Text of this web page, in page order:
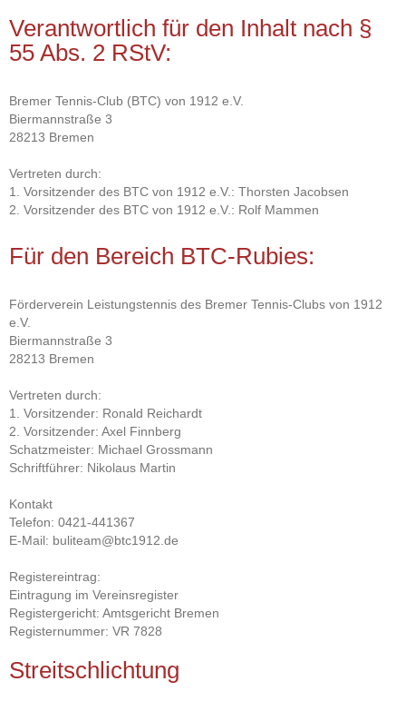
Verantwortlich für den Inhalt nach §
55 Abs. 2 RStV:
Bremer Tennis-Club (BTC) von 1912 e.V.
Biermannstraße 3
28213 Bremen
Vertreten durch:
1. Vorsitzender des BTC von 1912 e.V.: Thorsten Jacobsen
2. Vorsitzender des BTC von 1912 e.V.: Rolf Mammen
Für den Bereich BTC-Rubies:
Förderverein Leistungstennis des Bremer Tennis-Clubs von 1912
e.V.
Biermannstraße 3
28213 Bremen
Vertreten durch:
1. Vorsitzender: Ronald Reichardt
2. Vorsitzender: Axel Finnberg
Schatzmeister: Michael Grossmann
Schriftführer: Nikolaus Martin
Kontakt
Telefon: 0421-441367
E-Mail: buliteam@btc1912.de
Registereintrag:
Eintragung im Vereinsregister
Registergericht: Amtsgericht Bremen
Registernummer: VR 7828
Streitschlichtung